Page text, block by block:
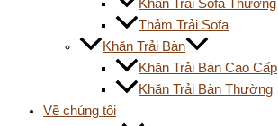
Khăn Trải Sofa Thường
Thảm Trải Sofa
Khăn Trải Bàn
Khăn Trải Bàn Cao Cấp
Khăn Trải Bàn Thường
Về chúng tôi